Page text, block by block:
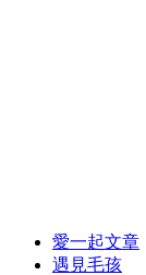
愛一起文章
遇見毛孩